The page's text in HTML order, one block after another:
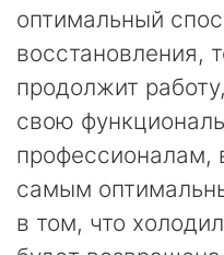
оптимальный
восстановления,
продолжит
свою
профессионалам,
самым
в том, что